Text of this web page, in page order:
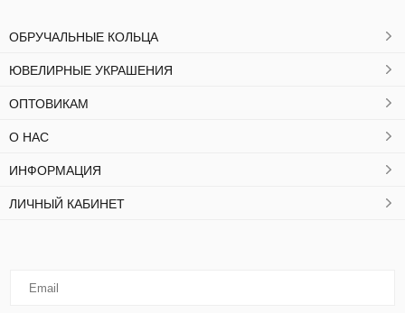
ОБРУЧАЛЬНЫЕ КОЛЬЦА
ЮВЕЛИРНЫЕ УКРАШЕНИЯ
ОПТОВИКАМ
О НАС
ИНФОРМАЦИЯ
ЛИЧНЫЙ КАБИНЕТ